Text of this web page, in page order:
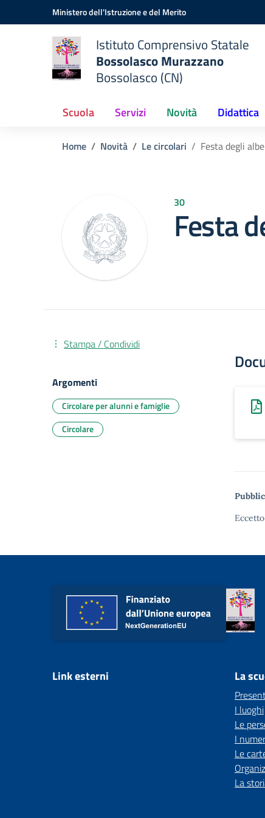
Vai ai contenuti
Vai al menu di navigazioneMinistero dell'Istruzione e del Merito
Istituto Comprensivo Statale
Bossolasco Murazzano
Bossolasco (CN)
Scuola Servizi Novità Didattica
Home Novità Le circolari Festa degli
30
Festa
Stampa / Condividi
Argomenti
Circolare per alunni e famiglie
Circolare
Link esterni La
I luoghi
Le
I
Le
La